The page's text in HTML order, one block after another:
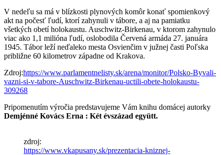
V nedeľu sa má v blízkosti plynových komôr konať spomienkový
akt na počesť ľudí, ktorí zahynuli v tábore, a aj na pamiatku
všetkých obetí holokaustu. Auschwitz-Birkenau, v ktorom zahynulo
viac ako 1,1 milióna ľudí, oslobodila Červená armáda 27. januára
1945. Tábor leží neďaleko mesta Osvienčim v južnej časti Poľska
približne 60 kilometrov západne od Krakova.
Zdroj:https://www.parlamentnelisty.sk/arena/monitor/Polsko-Byvali-
vazni-si-v-tabore-Auschwitz-Birkenau-uctili-obete-holokaustu-
309268
Pripomenutím výročia predstavujeme Vám knihu domácej autorky
Demjénné Kovács Erna : Két évszázad együtt.
zdroj:
https://www.vkapusany.sk/prezentacia-kniznej-